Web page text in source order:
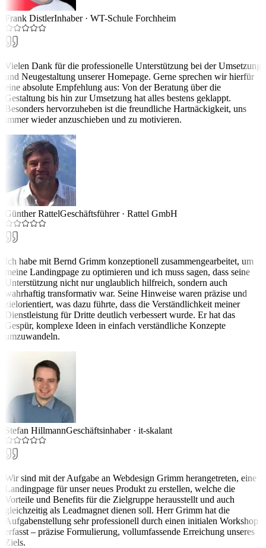
Frank DistlerInhaber· WT-Schule Forchheim
Vielen Dank für die professionelle Unterstützung bei der Umsetzung
und Neugestaltung unserer Homepage. Gerne sprechen wir hierfür
eine absolute Empfehlung aus: Von der Beratung über die
Gestaltung bis hin zur Umsetzung hat alles bestens geklappt.
Besonders hervorzuheben ist die freundliche Hartnäckigkeit, uns
immer wieder anzuschieben und zu motivieren.
Günther RattelGeschäftsführer· Rattel GmbH
Ich habe mit Bernd Grimm konzeptionell zusammengearbeitet, um
meine Landingpage zu optimieren und ich muss sagen, dass seine
Unterstützung nicht nur unglaublich hilfreich, sondern auch
wahrhaftig transformativ war. Seine Hinweise waren präzise und
zielorientiert, was dazu führte, dass die Verständlichkeit meiner
Dienstleistung für Dritte deutlich verbessert wurde. Er hat das
Gespür, komplexe Ideen in einfach verständliche Konzepte
umzuwandeln.
Stefan HillmannGeschäftsinhaber· it-skalant
Wir sind mit der Aufgabe an Webdesign Grimm herangetreten, eine
Landingpage für unser neues Produkt zu erstellen, welche die
Vorteile und Benefits für die Zielgruppe herausstellt und auch
gleichzeitig als Leadmagnet dienen soll. Herr Grimm hat die
Aufgabenstellung sehr professionell durch einen initialen Workshop
erfasst – präzise Formulierung, vollumfassende Erreichung unseres
Ziels.